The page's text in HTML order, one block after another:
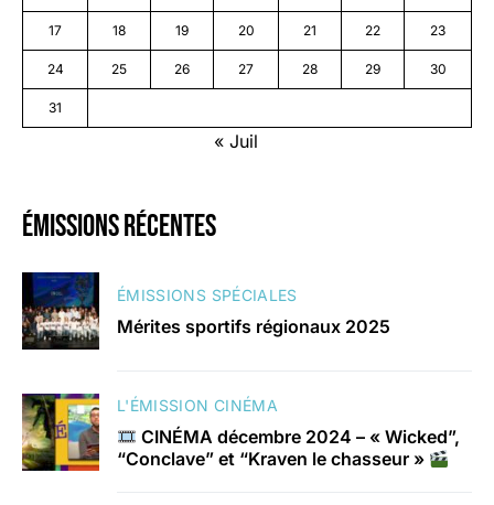
17 18 19 20 21 22 23
24 25 26 27 28 29 30
31
« Juil
émissions récentes
ÉMISSIONS SPÉCIALES
Mérites sportifs régionaux 2025
L'ÉMISSION CINÉMA
CINÉMA décembre 2024 – « Wicked”,
“Conclave” et “Kraven le chasseur »